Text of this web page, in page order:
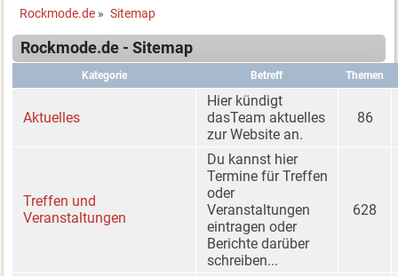
Rockmode.de » Sitemap
Rockmode.de - Sitemap
Kategorie Betreff Themen
Aktuelles
Hier kündigt
dasTeam aktuelles
zur Website an.
86
Treffen und
Veranstaltungen
Du kannst hier
Termine für Treffen
oder
Veranstaltungen
eintragen oder
Berichte darüber
schreiben...
628